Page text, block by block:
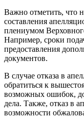
Важно отметить, что
составления
плениумом
Например, сроки
предоставления
документов.
В случае отказа в
обратиться к
возможных ошибок,
дела. Также, отказ в
возможности